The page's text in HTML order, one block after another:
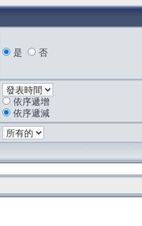
是 否
依序遞增
依序遞減